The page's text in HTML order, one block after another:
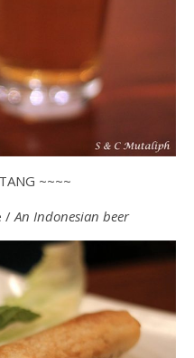
~~~~
/ An Indonesian beer